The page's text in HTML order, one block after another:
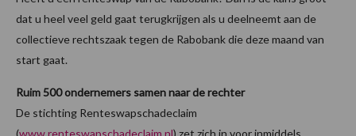
dat u heel veel geld gaat terugkrijgen als u deelneemt aan de
collectieve rechtszaak tegen de Rabobank die deze maand van
start gaat.
Ruim 500 ondernemers samen naar de rechter
De stichting Renteswapschadeclaim
(www.renteswapschadeclaim.nl) zet zich in voor inmiddels